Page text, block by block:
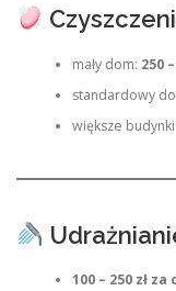
mały dom: 250
standardowy
większe budynki:
100 – 250 zł za